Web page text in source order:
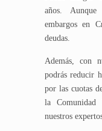
años.
embargos en
deudas.
Además, con
podrás reducir
por las cuotas
la Comunidad
nuestros